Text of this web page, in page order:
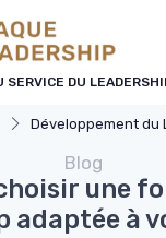
SERVICE DU
Développement du
Blog
une
adaptée à